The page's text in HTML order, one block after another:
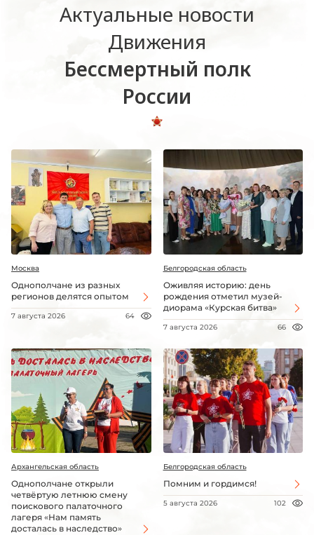
Актуальные новости
Движения
Бессмертный полк
России
Москва
Однополчане из разных
регионов делятся опытом
7 августа 2026 64
Белгородская область
Оживляя историю: день
рождения отметил музей-
диорама «Курская битва»
7 августа 2026 66
Архангельская область
Однополчане открыли
четвёртую летнюю смену
поискового палаточного
лагеря «Нам память
досталась в наследство»
Белгородская область
Помним и гордимся!
5 августа 2026 102